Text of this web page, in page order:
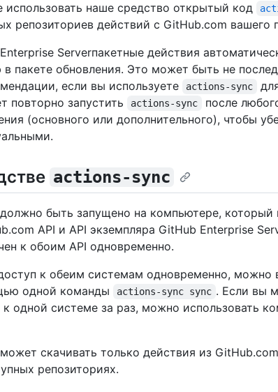
наше средство открытый код
репозиториев действий с GitHub.com вашего
Serverпакетные действия
пакете обновления. Это может быть не
если вы используете
actions-sync
повторно запустить
actions-sync
после
(основного или дополнительного), чтобы
actions-sync
должно быть запущено на компьютере,
API и API экземпляра GitHub Enterprise
к обоим API одновременно.
к обеим системам одновременно, можно
одной команды
actions-sync sync . Если вы
к одной системе за раз, можно использовать
может скачивать только действия из
репозиториях.